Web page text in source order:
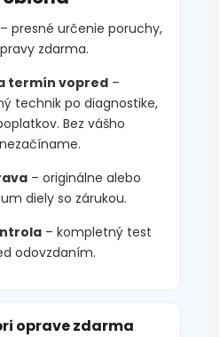
– presné určenie poruchy,
zdarma.
termín vopred –
technik po diagnostike,
Bez vášho
– originálne alebo
diely so zárukou.
– kompletný test
odovzdaním.
oprave zdarma